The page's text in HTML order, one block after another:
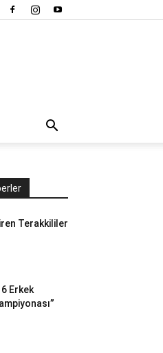
Terakkililer
Erkek